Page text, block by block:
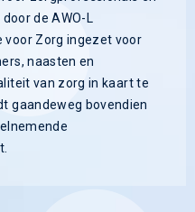
de AWO-L
voor Zorg ingezet voor
naasten en
van zorg in kaart te
gaandeweg bovendien